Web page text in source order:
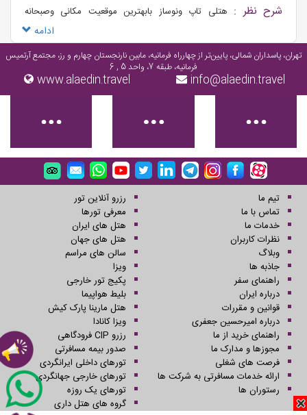
شرح نظر : هتلی تاپ ونوساز بابهترین موقعیت مکانی وصبحانه
ادامه
تهران، پاسداران شمالی، پایین‌تر از چهارراه فرمانیه، مابین نارنجستان چهارم و رز، مجتمع آرتمیس
فرمانیه، طبقه 7، واحد 5 , 6
info@alaedin.travel
www.alaedin.travel
تیم ما
تماس با ما
خدمات ما
نظرات کاربران
وبلاگ
جاذبه ها
راهنمای سفر
درباره ایران
قوانین و مقررات
درباره امیرحسین جعفری
راهنمای خرید از ما
مجوزها و مدارک ما
فرصت های شغلی
ارائه خدمات مسافرتی به شرکت ها
رستوران ها
رزرو آنلاین تور
معرفی تورها
هتل های ایران
هتل های جهان
سالن های مراسم
ویزا
پکیج تور خارجی
بلیط هواپیما
هتل مارینا پارک کیش
ویزا کانادا
رزرو CIP فرودگاهی
صدور بیمه مسافرتی
تورهای داخلی ایرانگردی
تورهای خارجی جهانگردی
تورهای یک روزه
گروه های هتل داری